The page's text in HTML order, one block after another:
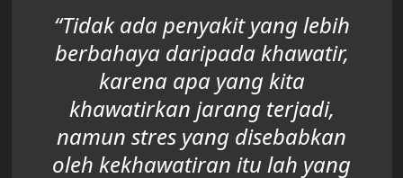
“Tidak ada penyakit yang lebih
berbahaya daripada khawatir,
karena apa yang kita
khawatirkan jarang terjadi,
namun stres yang disebabkan
oleh kekhawatiran itu lah yang